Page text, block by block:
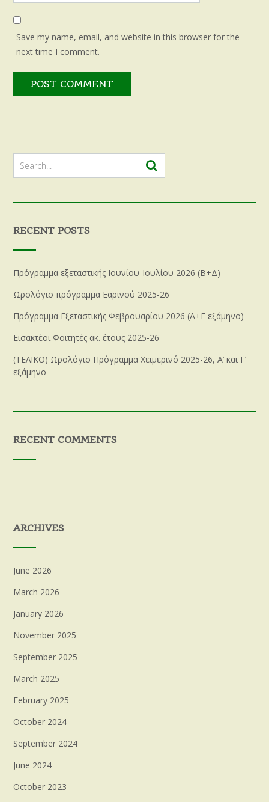
Save my name, email, and website in this browser for the
next time I comment.
RECENT POSTS
Πρόγραμμα εξεταστικής Ιουνίου-Ιουλίου 2026 (Β+Δ)
Ωρολόγιο πρόγραμμα Εαρινού 2025-26
Πρόγραμμα Εξεταστικής Φεβρουαρίου 2026 (Α+Γ εξάμηνο)
Εισακτέοι Φοιτητές ακ. έτους 2025-26
(ΤΕΛΙΚΟ) Ωρολόγιο Πρόγραμμα Χειμερινό 2025-26, Α’ και Γ’
εξάμηνο
RECENT COMMENTS
ARCHIVES
June 2026
March 2026
January 2026
November 2025
September 2025
March 2025
February 2025
October 2024
September 2024
June 2024
October 2023